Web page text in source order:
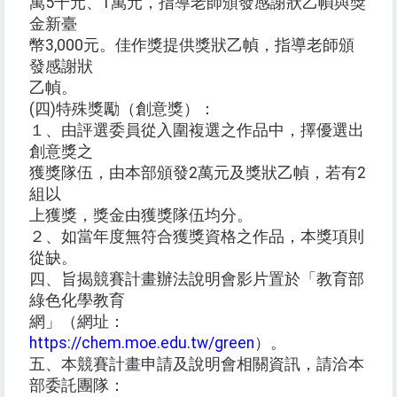
金新臺
幣3,000元。佳作獎提供獎狀乙幀，指導老師頒
發感謝狀
乙幀。
(四)特殊獎勵（創意獎）：
１、由評選委員從入圍複選之作品中，擇優選出
創意獎之
獲獎隊伍，由本部頒發2萬元及獎狀乙幀，若有2
組以
上獲獎，獎金由獲獎隊伍均分。
２、如當年度無符合獲獎資格之作品，本獎項則
從缺。
四、旨揭競賽計畫辦法說明會影片置於「教育部
綠色化學教育
網」（網址：
https://chem.moe.edu.tw/green ）。
五、本競賽計畫申請及說明會相關資訊，請洽本
部委託團隊：